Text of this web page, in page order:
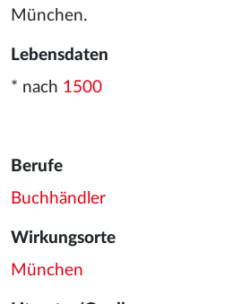
München.
Lebensdaten
* nach 1500
Berufe
Buchhändler
Wirkungsorte
München